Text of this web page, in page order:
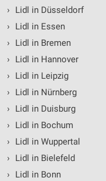
›
Lidl in Düsseldorf
›
Lidl in Essen
›
Lidl in Bremen
›
Lidl in Hannover
›
Lidl in Leipzig
›
Lidl in Nürnberg
›
Lidl in Duisburg
›
Lidl in Bochum
›
Lidl in Wuppertal
›
Lidl in Bielefeld
›
Lidl in Bonn